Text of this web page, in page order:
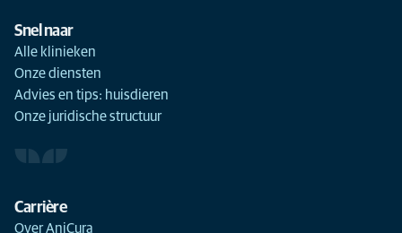
Snel naar
Alle klinieken
Onze diensten
Advies en tips: huisdieren
Onze juridische structuur
Carrière
Over AniCura